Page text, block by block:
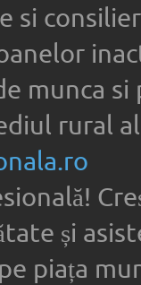
si
munca
rural
și
piața